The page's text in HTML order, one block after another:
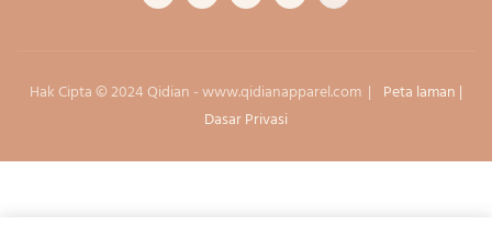
Hak Cipta © 2024 Qidian -www.qidianapparel.com | Peta laman |
Dasar Privasi